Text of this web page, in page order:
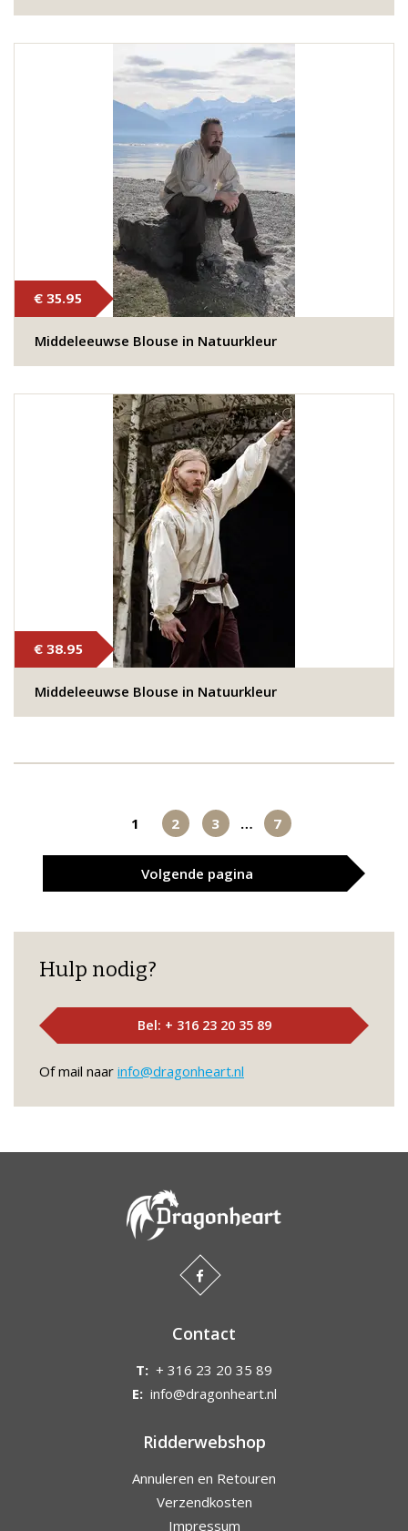
€ 35.95
Middeleeuwse Blouse in Natuurkleur
€ 38.95
Middeleeuwse Blouse in Natuurkleur
1 2 3 … 7
Volgende pagina
Hulp nodig?
Bel: + 316 23 20 35 89
Of mail naar info@dragonheart.nl
Contact
T: + 316 23 20 35 89
E: info@dragonheart.nl
Ridderwebshop
Annuleren en Retouren
Verzendkosten
Impressum